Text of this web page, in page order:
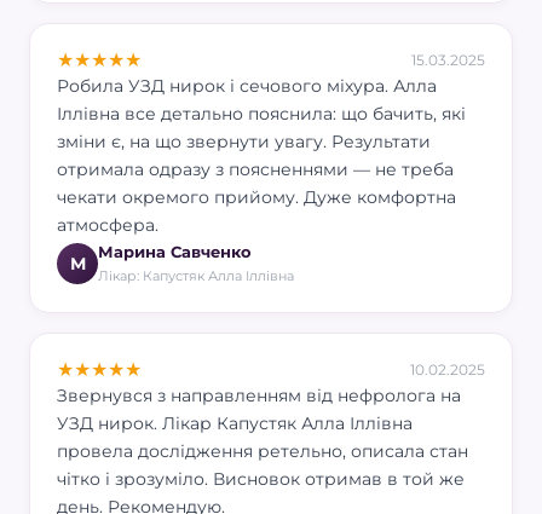
★★★★★ 15.03.2025
Робила УЗД нирок і сечового міхура. Алла
Іллівна все детально пояснила: що бачить, які
зміни є, на що звернути увагу. Результати
отримала одразу з поясненнями — не треба
чекати окремого прийому. Дуже комфортна
атмосфера.
М
Марина Савченко
Лікар: Капустяк Алла Іллівна
★★★★★ 10.02.2025
Звернувся з направленням від нефролога на
УЗД нирок. Лікар Капустяк Алла Іллівна
провела дослідження ретельно, описала стан
чітко і зрозуміло. Висновок отримав в той же
день. Рекомендую.